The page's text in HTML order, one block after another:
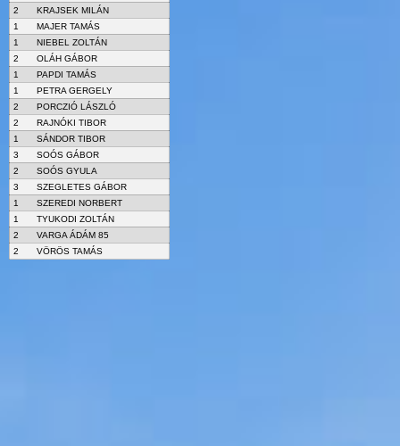
2
KRAJSEK MILÁN
1
MAJER TAMÁS
1
NIEBEL ZOLTÁN
2
OLÁH GÁBOR
1
PAPDI TAMÁS
1
PETRA GERGELY
2
PORCZIÓ LÁSZLÓ
2
RAJNÓKI TIBOR
1
SÁNDOR TIBOR
3
SOÓS GÁBOR
2
SOÓS GYULA
3
SZEGLETES GÁBOR
1
SZEREDI NORBERT
1
TYUKODI ZOLTÁN
2
VARGA ÁDÁM 85
2
VÖRÖS TAMÁS